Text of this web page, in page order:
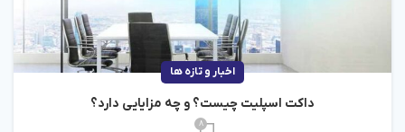
اخبار و تازه ها
داکت اسپلیت چیست؟ و چه مزایایی دارد؟
8